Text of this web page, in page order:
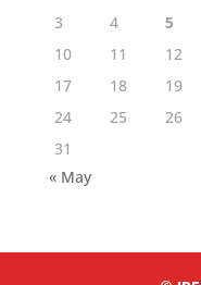
3
4 5
10
11 12
17
18 19
24
25 26
31
« May